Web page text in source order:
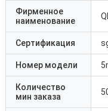
Фирменное
наименование
Сертификация
Номер модели
Количество
мин заказа